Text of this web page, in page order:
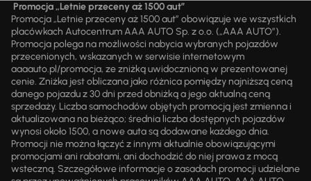
Promocja „Letnie przeceny aż 1500 aut”
Promocja „Letnie przeceny aż 1500 aut” obowiązuje we wszystkich
placówkach Autocentrum AAA AUTO Sp. z o.o. („AAA AUTO”).
Promocja polega na możliwości nabycia wybranych pojazdów
przecenionych, wskazanych w serwisie internetowym
aaaauto.pl/promocja, ze zniżką uwidocznioną w prezentowanej
cenie. Zniżka jest obliczana jako różnica pomiędzy najniższą ceną
danego pojazdu z 30 dni przed obniżką a jego aktualną ceną
sprzedaży. Liczba samochodów objętych promocją jest zmienna i
aktualizowana na bieżąco; średnia liczba dostępnych pojazdów
wynosi około 1500, a nowe auta są dodawane każdego dnia.
Promocji nie można łączyć z innymi aktualnie obowiązującymi
promocjami ani rabatami, ani dochodzić do niej prawa z mocą
wsteczną. Szczegółowe informacje o zasadach promocji udzielane